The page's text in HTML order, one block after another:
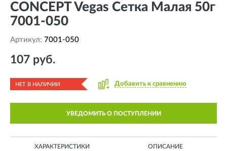
CONCEPT Vegas Сетка Малая 50г
7001-050
Артикул: 7001-050
107 руб.
НЕТ В НАЛИЧИИ Добавить к сравнению
УВЕДОМИТЬ О ПОСТУПЛЕНИИ
ХАРАКТЕРИСТИКИ ОПИСАНИЕ